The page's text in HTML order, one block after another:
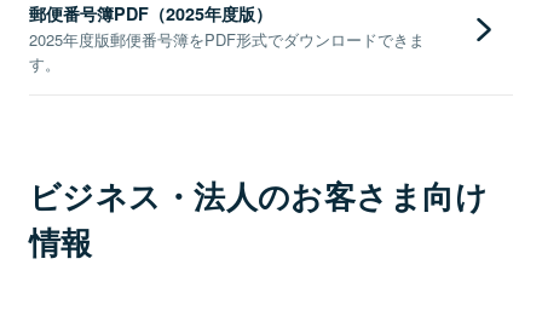
郵便番号簿PDF（2025年度版）
2025年度版郵便番号簿をPDF形式でダウンロードできま
す。
ビジネス・法人のお客さま向け
情報